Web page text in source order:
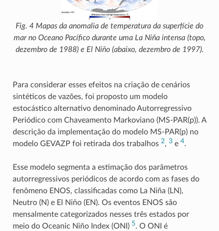
Fig. 4 Mapas da anomalia de temperatura da superfície do
mar no Oceano Pacífico durante uma La Niña intensa (topo,
dezembro de 1988) e El Niño (abaixo, dezembro de 1997).
Para considerar esses efeitos na criação de cenários
sintéticos de vazões, foi proposto um modelo
estocástico alternativo denominado Autorregressivo
Periódico com Chaveamento Markoviano (MS-PAR(p)). A
descrição da implementação do modelo MS-PAR(p) no
modelo GEVAZP foi retirada dos trabalhos 2, 3e 4.
Esse modelo segmenta a estimação dos parâmetros
autorregressivos periódicos de acordo com as fases do
fenômeno ENOS, classificadas como La Niña (LN),
Neutro (N) e El Niño (EN). Os eventos ENOS são
mensalmente categorizados nesses três estados por
meio do Oceanic Niño Index (ONI) 5. O ONI é